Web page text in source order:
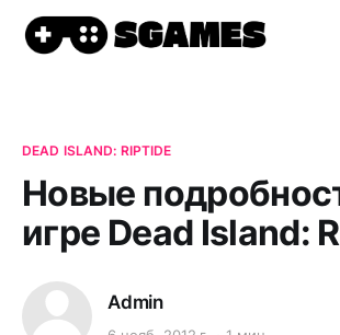
DEAD ISLAND: RIPTIDE
Новые
игре Dead Island:
Admin